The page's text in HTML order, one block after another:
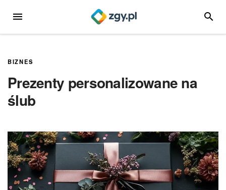
MENU
BIZNES
Prezenty personalizowane na
ślub